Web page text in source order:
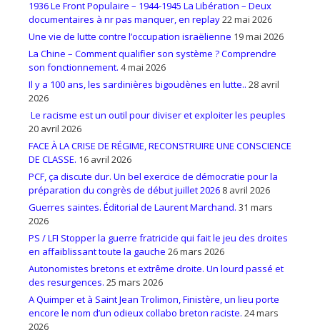
1936 Le Front Populaire – 1944-1945 La Libération – Deux
documentaires à nr pas manquer, en replay22 mai 2026
Une vie de lutte contre l’occupation israëlienne 19 mai 2026
La Chine – Comment qualifier son système ? Comprendre
son fonctionnement. 4 mai 2026
Il y a 100 ans, les sardinières bigoudènes en lutte.. 28 avril
2026
Le racisme est un outil pour diviser et exploiter les peuples
20 avril 2026
FACE À LA CRISE DE RÉGIME, RECONSTRUIRE UNE CONSCIENCE
DE CLASSE. 16 avril 2026
PCF, ça discute dur. Un bel exercice de démocratie pour la
préparation du congrès de début juillet 2026 8 avril 2026
Guerres saintes. Éditorial de Laurent Marchand. 31 mars
2026
PS / LFI Stopper la guerre fratricide qui fait le jeu des droites
en affaiblissant toute la gauche 26 mars 2026
Autonomistes bretons et extrême droite. Un lourd passé et
des resurgences. 25 mars 2026
A Quimper et à Saint Jean Trolimon, Finistère, un lieu porte
encore le nom d’un odieux collabo breton raciste. 24 mars
2026